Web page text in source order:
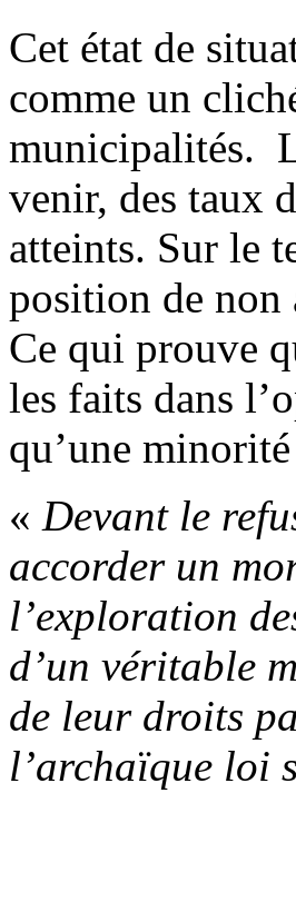
Cet état de
comme un
municipalités.
venir, des taux
atteints. Sur le
position de non
Ce qui prouve
les faits dans
qu’une
« Devant le
accorder un
l’exploration
d’un véritable
de leur droits
l’archaïque loi